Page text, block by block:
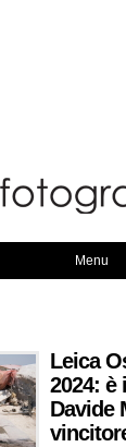
Menu
Leica
2024: è
Davide